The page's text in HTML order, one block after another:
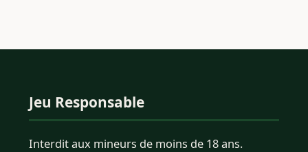
Jeu Responsable
Interdit aux mineurs de moins de 18 ans.